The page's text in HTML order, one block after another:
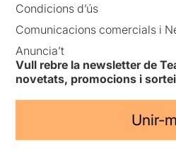
Condicions d’ús
Comunicacions comercials i
Anuncia’t
Vull rebre la newsletter de
novetats, promocions i
Unir-